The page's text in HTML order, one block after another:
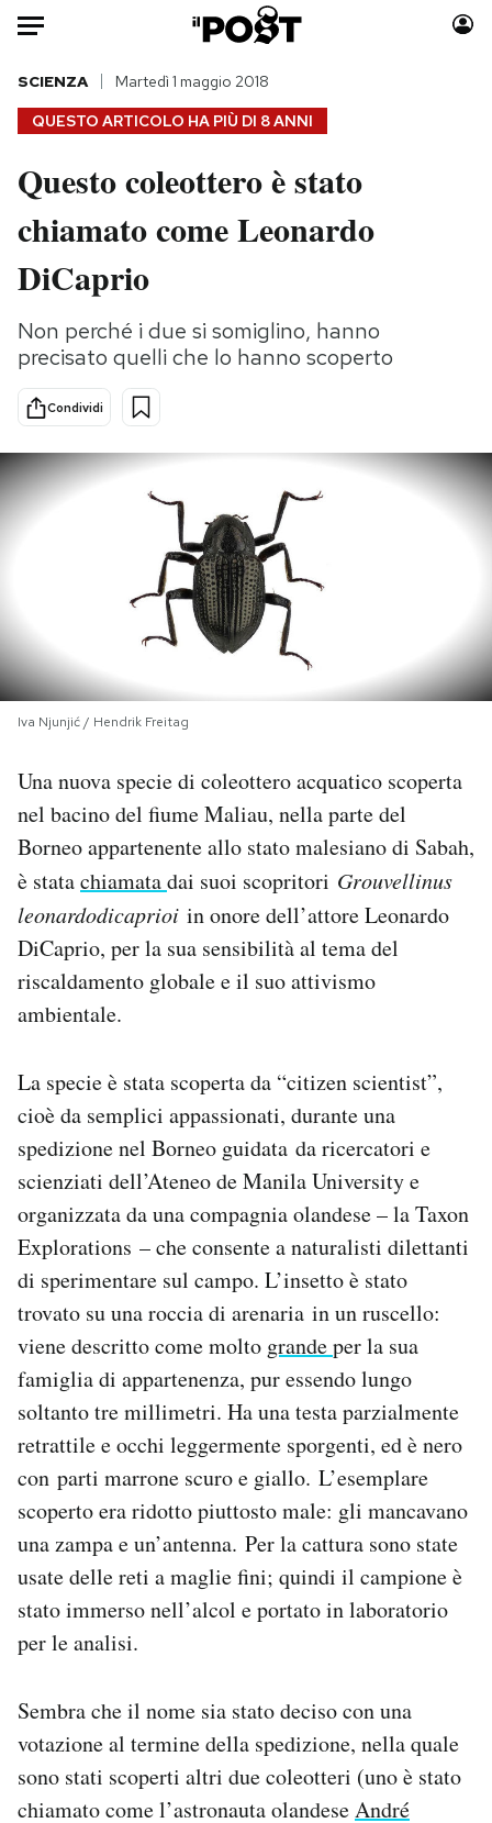
Auto
HOME
Italia
Politica
Tecnologia
Scienza
Economia
Moda
Consumismi
Media
NEWSLETTER
I MIEI PREFERITI
CALENDARIO
AREA PERSONALE
Area Personale
Newsletter
Esci
QUESTO ARTICOLO HA PIÙ DI 8 ANNI
SCIENZA Martedì 1 maggio 2018
Questo coleottero è stato
chiamato come Leonardo
DiCaprio
Non perché i due si somiglino, hanno
precisato quelli che lo hanno scoperto
Condividi
Iva Njunjić / Hendrik Freitag
Una nuova specie di coleottero acquatico scoperta
nel bacino del fiume Maliau, nella parte del
Borneo appartenente allo stato malesiano di Sabah,
è statachiamatadai suoi scopritori Grouvellinus
leonardodicaprioi in onore dell’attore Leonardo
DiCaprio, per la sua sensibilità al tema del
riscaldamento globale e il suo attivismo
ambientale.
La specie è stata scoperta da “citizen scientist”,
cioè da semplici appassionati, durante una
spedizione nel Borneo guidata da ricercatori e
scienziati dell’Ateneo de Manila University e
organizzata da una compagnia olandese – la Taxon
Explorations – che consente a naturalisti dilettanti
di sperimentare sul campo. L’insetto è stato
trovato su una roccia di arenaria in un ruscello:
viene descritto come molto grandeper la sua
famiglia di appartenenza, pur essendo lungo
soltanto tre millimetri. Ha una testa parzialmente
retrattile e occhi leggermente sporgenti, ed è nero
con parti marrone scuro e giallo. L’esemplare
scoperto era ridotto piuttosto male: gli mancavano
una zampa e un’antenna. Per la cattura sono state
usate delle reti a maglie fini; quindi il campione è
stato immerso nell’alcol e portato in laboratorio
per le analisi.
Sembra che il nome sia stato deciso con una
votazione al termine della spedizione, nella quale
sono stati scoperti altri due coleotteri (uno è stato
chiamato come l’astronauta olandeseAndré